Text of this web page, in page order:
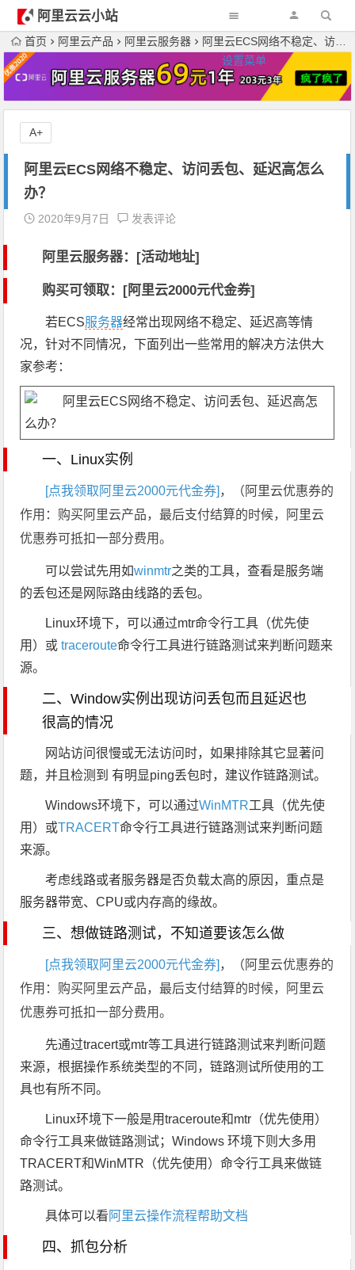
阿里云云小站
设置菜单
首页 阿里云产品 阿里云服务器 阿里云ECS网络不稳定、访问丢包、延迟高怎么办？
阿里云ECS网络不稳定、访问丢包、延迟高怎么
办？
2020年9月7日 发表评论
阿里云服务器：[活动地址]
购买可领取：[阿里云2000元代金券]
若ECS服务器经常出现网络不稳定、延迟高等情
况，针对不同情况，下面列出一些常用的解决方法供大
家参考：
一、Linux实例
[点我领取阿里云2000元代金券] ，（阿里云优惠券的
作用：购买阿里云产品，最后支付结算的时候，阿里云
优惠券可抵扣一部分费用。
可以尝试先用如winmtr之类的工具，查看是服务端
的丢包还是网际路由线路的丢包。
Linux环境下，可以通过mtr命令行工具（优先使
用）或traceroute命令行工具进行链路测试来判断问题来
源。
二、Window实例出现访问丢包而且延迟也
很高的情况
网站访问很慢或无法访问时，如果排除其它显著问
题，并且检测到 有明显ping丢包时，建议作链路测试。
Windows环境下，可以通过WinMTR工具（优先使
用）或TRACERT命令行工具进行链路测试来判断问题
来源。
考虑线路或者服务器是否负载太高的原因，重点是
服务器带宽、CPU或内存高的缘故。
三、想做链路测试，不知道要该怎么做
[点我领取阿里云2000元代金券] ，（阿里云优惠券的
作用：购买阿里云产品，最后支付结算的时候，阿里云
优惠券可抵扣一部分费用。
先通过tracert或mtr等工具进行链路测试来判断问题
来源，根据操作系统类型的不同，链路测试所使用的工
具也有所不同。
Linux环境下一般是用traceroute和mtr（优先使用）
命令行工具来做链路测试；Windows 环境下则大多用
TRACERT和WinMTR（优先使用）命令行工具来做链
路测试。
具体可以看 阿里云操作流程帮助文档
四、抓包分析
A+